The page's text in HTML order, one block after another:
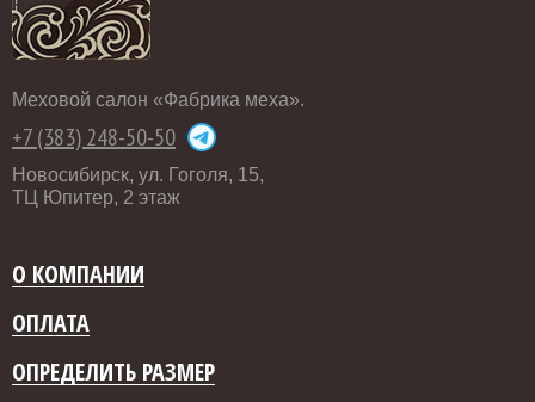
Меховой салон «Фабрика меха».
+7 (383) 248-50-50
Новосибирск, ул. Гоголя, 15,
ТЦ Юпитер, 2 этаж
О КОМПАНИИ
ОПЛАТА
ОПРЕДЕЛИТЬ РАЗМЕР